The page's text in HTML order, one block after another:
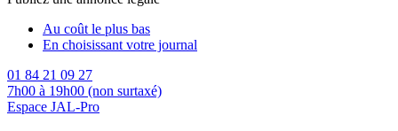
Au coût le plus bas
En choisissant votre journal
01 84 21 09 27
7h00 à 19h00 (non surtaxé)
Espace JAL-Pro